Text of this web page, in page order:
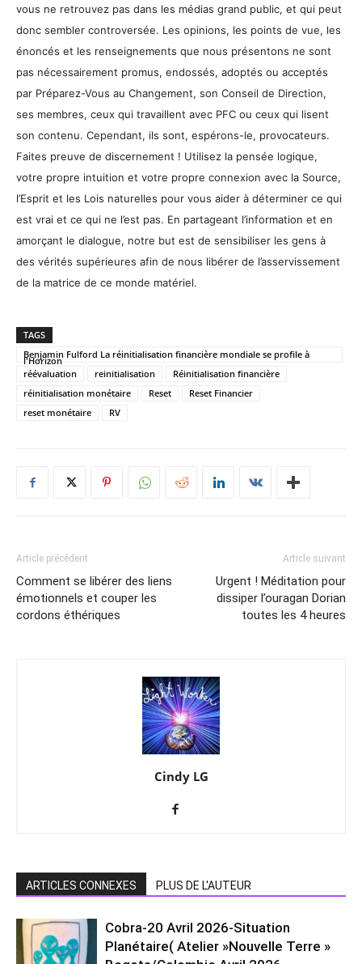
vous ne retrouvez pas dans les médias grand public, et qui peut
donc sembler controversée. Les opinions, les points de vue, les
énoncés et les renseignements que nous présentons ne sont
pas nécessairement promus, endossés, adoptés ou acceptés
par Préparez-Vous au Changement, son Conseil de Direction,
ses membres, ceux qui travaillent avec PFC ou ceux qui lisent
son contenu. Cependant, ils sont, espérons-le, provocateurs.
Faites preuve de discernement ! Utilisez la pensée logique,
votre propre intuition et votre propre connexion avec la Source,
l’Esprit et les Lois naturelles pour vous aider à déterminer ce qui
est vrai et ce qui ne l’est pas. En partageant l’information et en
amorçant le dialogue, notre but est de sensibiliser les gens à
des vérités supérieures afin de nous libérer de l’asservissement
de la matrice de ce monde matériel.
TAGS
Benjamin Fulford La réinitialisation financière mondiale se profile à
l'Horizon
réévaluation
reinitialisation
Réinitialisation financière
réinitialisation monétaire
Reset
Reset Financier
reset monétaire
RV
Article précédent
Comment se libérer des liens
émotionnels et couper les
cordons éthériques
Article suivant
Urgent ! Méditation pour
dissiper l’ouragan Dorian
toutes les 4 heures
Cindy LG
ARTICLES CONNEXES PLUS DE L'AUTEUR
Cobra-20 Avril 2026-Situation
Planétaire( Atelier »Nouvelle Terre »